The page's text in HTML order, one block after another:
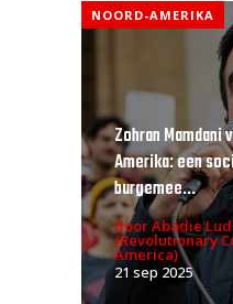
NOORD-AMERIKA
Zohran
Amerika: een
burgemee...
door Abadie
(Revolutionary
America)
21 sep 2025